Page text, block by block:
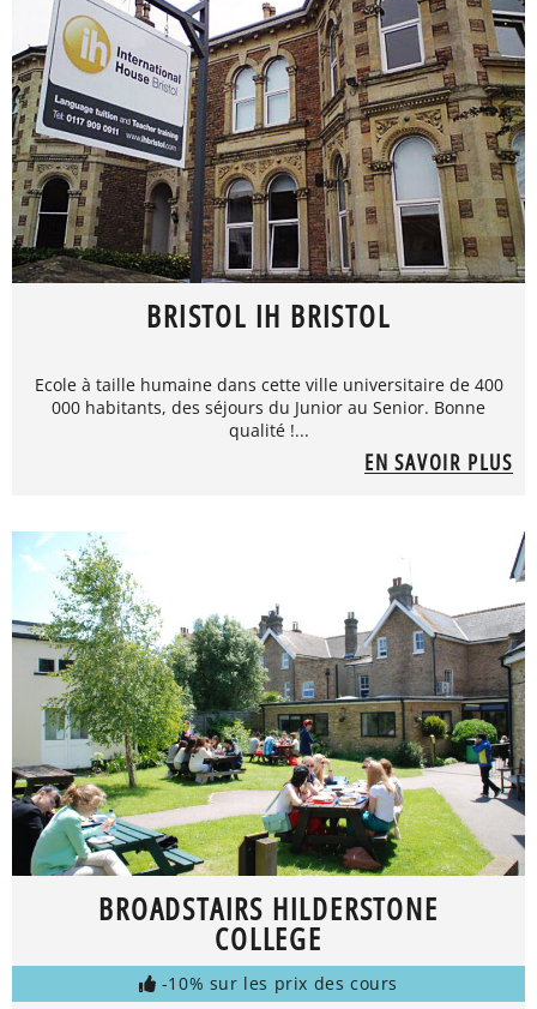
BRISTOL IH BRISTOL
Ecole à taille humaine dans cette ville universitaire de 400
000 habitants, des séjours du Junior au Senior. Bonne
qualité !...
EN SAVOIR PLUS
BROADSTAIRS HILDERSTONE
COLLEGE
-10% sur les prix des cours